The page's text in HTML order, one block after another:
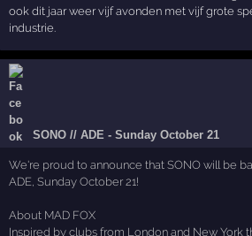
ook dit jaar weer vijf avonden met vijf grote
industrie.
SONO // ADE - Sunday October 21
We're proud to announce that SONO will be
ADE, Sunday October 21!
About MAD FOX
Inspired by clubs from London and New York